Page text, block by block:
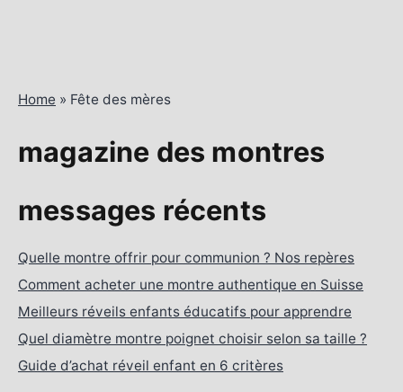
Home » Fête des mères
magazine des montres
messages récents
Quelle montre offrir pour communion ? Nos repères
Comment acheter une montre authentique en Suisse
Meilleurs réveils enfants éducatifs pour apprendre
Quel diamètre montre poignet choisir selon sa taille ?
Guide d’achat réveil enfant en 6 critères